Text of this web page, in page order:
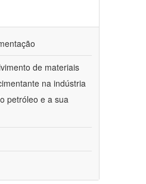
de materiais
na indústria
petróleo e a sua